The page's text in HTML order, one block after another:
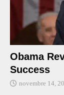
Obama
Success
novembre 14,